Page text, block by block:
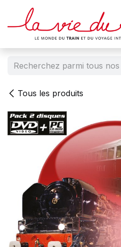
Se rendre au contenu
Tous les produits